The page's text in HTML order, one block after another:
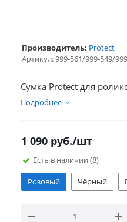
Артикул:999-561/999-549/
Производитель: Protect
Сумка Protect для
Подробнее
1 090 руб./шт
Есть в наличии (8)
Розовый Чёрный